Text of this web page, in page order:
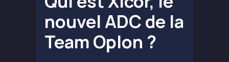
nouvel ADC de la
Team Oplon ?